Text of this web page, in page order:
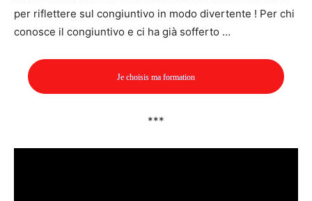
per riflettere sul congiuntivo in modo divertente ! Per chi
conosce il congiuntivo e ci ha già sofferto …
Je choisis ma formation
***